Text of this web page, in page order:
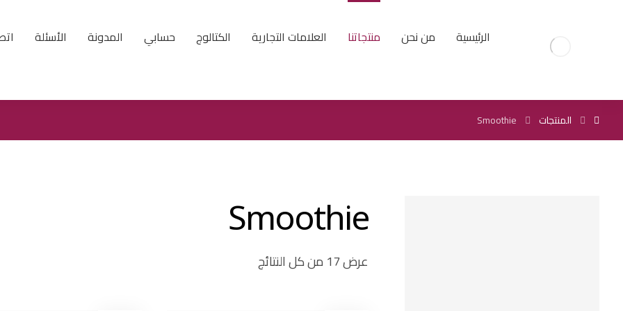
الرئيسية من نحن منتجاتنا العلامات التجارية الكتالوج حسابي المدونة الأسئلة
المنتجات Smoothie
Smoothie
عرض ⁦17⁩ من كل النتائج